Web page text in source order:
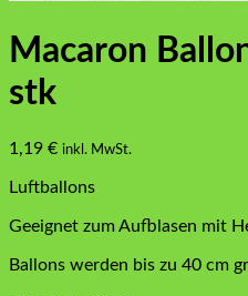
Macaron
stk
1,19 € inkl. MwSt.
Luftballons
Geeignet zum Aufblasen mit
Ballons werden bis zu 40 cm